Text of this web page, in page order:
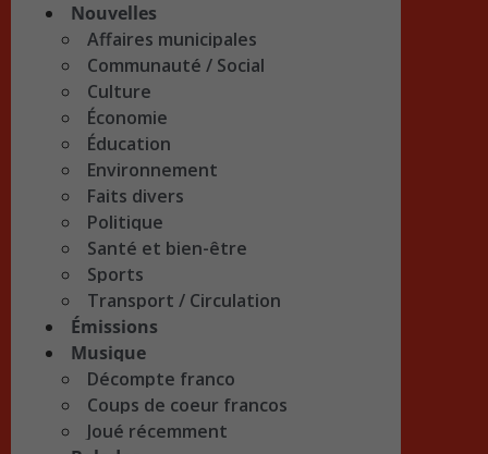
Nouvelles
Affaires municipales
Communauté / Social
Culture
Économie
Éducation
Environnement
Faits divers
Politique
Santé et bien-être
Sports
Transport / Circulation
Émissions
Musique
Décompte franco
Coups de coeur francos
Joué récemment